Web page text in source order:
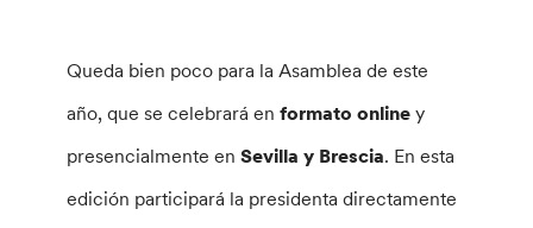
Queda bien poco para la Asamblea de este
año, que se celebrará en formato onliney
presencialmente enSevilla y Brescia. En esta
edición participará la presidenta directamente